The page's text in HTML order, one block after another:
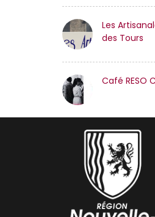
Les
des Tours
Café RESO